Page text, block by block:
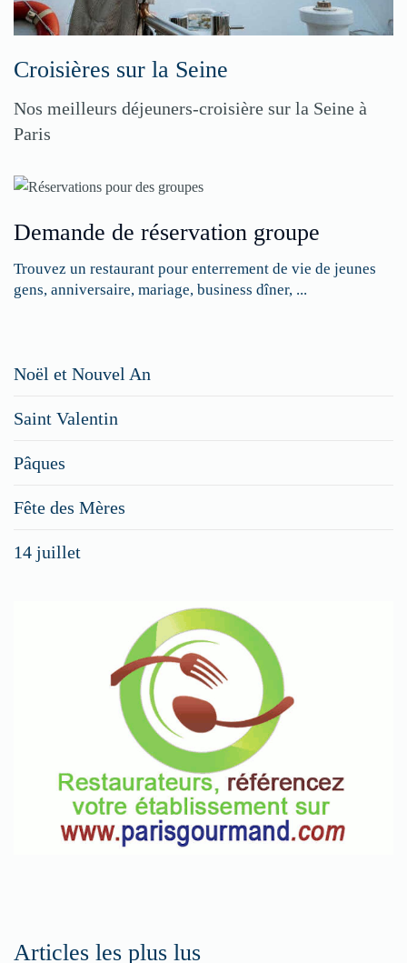
Croisières sur la Seine
Nos meilleurs déjeuners-croisière sur la Seine à
Paris
Demande de réservation groupe
Trouvez un restaurant pour enterrement de vie de jeunes
gens, anniversaire, mariage, business dîner, ...
rubriques
Spéciales
Fêtes
Pour
enregistrer
votre
restaurant
Noël et Nouvel An
Saint Valentin
Pâques
Fête des Mères
14 juillet
Articles les plus lus